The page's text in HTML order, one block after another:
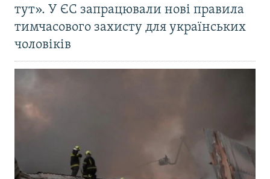
тут». У ЄС запрацювали нові правила
тимчасового захисту для українських
чоловіків